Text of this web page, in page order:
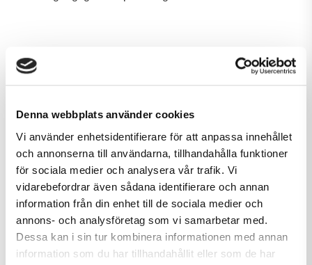
Denna webbplats använder cookies
Vi använder enhetsidentifierare för att anpassa innehållet
och annonserna till användarna, tillhandahålla funktioner
för sociala medier och analysera vår trafik. Vi
vidarebefordrar även sådana identifierare och annan
information från din enhet till de sociala medier och
annons- och analysföretag som vi samarbetar med.
Dessa kan i sin tur kombinera informationen med annan
information som du har tillhandahållit eller som de har
M3 Bygg ser framemot att vara med och ansvara för
Stockholms Stads Kyrkogårdsförvaltning.
Skogskyrkogården är en av Sveriges mest betydelsefulla
kulturhistoriska platser, upptagen på UNESCO:s
världsarvslista sedan 1994.
Arbete sker för att bevara Gunnar Asplunds byggnadsverk